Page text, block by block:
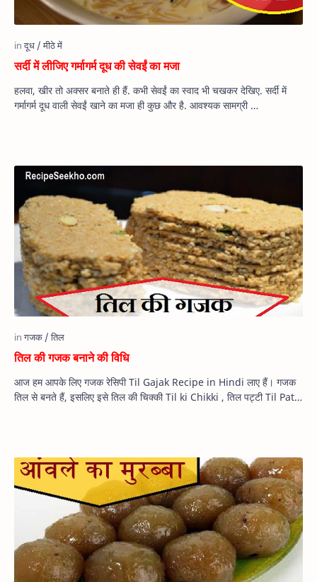
सर्दी में लीजिए गर्मागर्म दूध की सेवईं का मजा
हलवा, खीर तो अक्सर बनाते ही हैं. कभी सेवईं का स्वाद भी चखकर देखिए. सर्दी में
गर्मागर्म दूध वाली सेवईं खाने का मजा ही कुछ और है. आवश्यक सामग्री …
तिल की गजक बनाने की विधि
आज हम आपके लिए गजक रेसिपी Til Gajak Recipe in Hindi लाए हैं। गजक
तिल से बनते हैं, इसलिए इसे तिल की चिक्की Til ki Chikki , तिल पट्टी Til Patti